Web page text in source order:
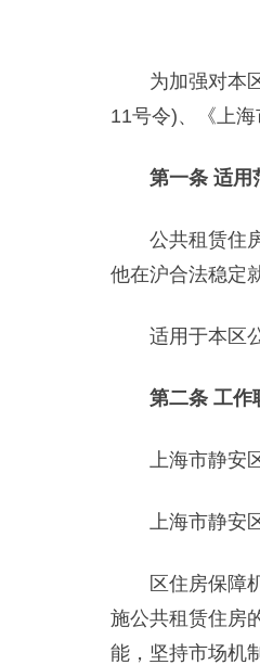
为加强对本区
11号令)、《上
第一条 适用
公共租赁住房
他在沪合法稳定
适用于本区公
第二条 工作
上海市静安区
上海市静安区
区住房保障机
施公共租赁住房
能，坚持市场机